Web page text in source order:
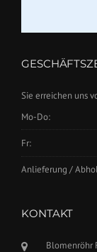
Sie erreichen uns
Mo-Do:
Fr:
Anlieferung /
KONTAKT
Blomenröhr